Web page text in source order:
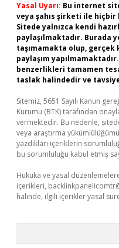
Yasal Uyarı: Bu internet
veya şahıs şirketi ile hiçbir
Sitede yalnızca kendi
paylaşılmaktadır. Burada
taşımamakta olup, gerçek
paylaşım
benzerlikleri tamamen
taslak halindedir ve
Sitemiz, 5651 Sayılı Kanun
Kurumu (BTK) tarafından
vermektedir. Bu nedenle,
veya araştırma
yazdıkları içeriklerin
bu sorumluluğu kabul etmiş
Hukuka ve yasal
içerikleri,
halinde, ilgili içerikler yasal